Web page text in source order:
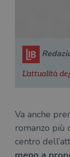
L'attualità
Va anche
romanzo più
centro